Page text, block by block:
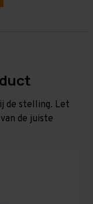
de stelling. Let
de juiste